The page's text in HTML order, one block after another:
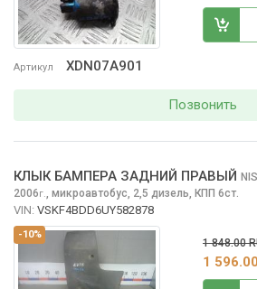
Артикул XDN07A901
Позвонить
-10%
КЛЫК БАМПЕРА ЗАДНИЙ ПРАВЫЙ
2006г., микроавтобус, 2,5 дизель, КПП 6ст.
VIN: VSKF4BDD6UY582878
1 848.00
1